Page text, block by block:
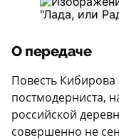
О передаче
Повесть Кибирова
постмодерниста,
российской
совершенно не